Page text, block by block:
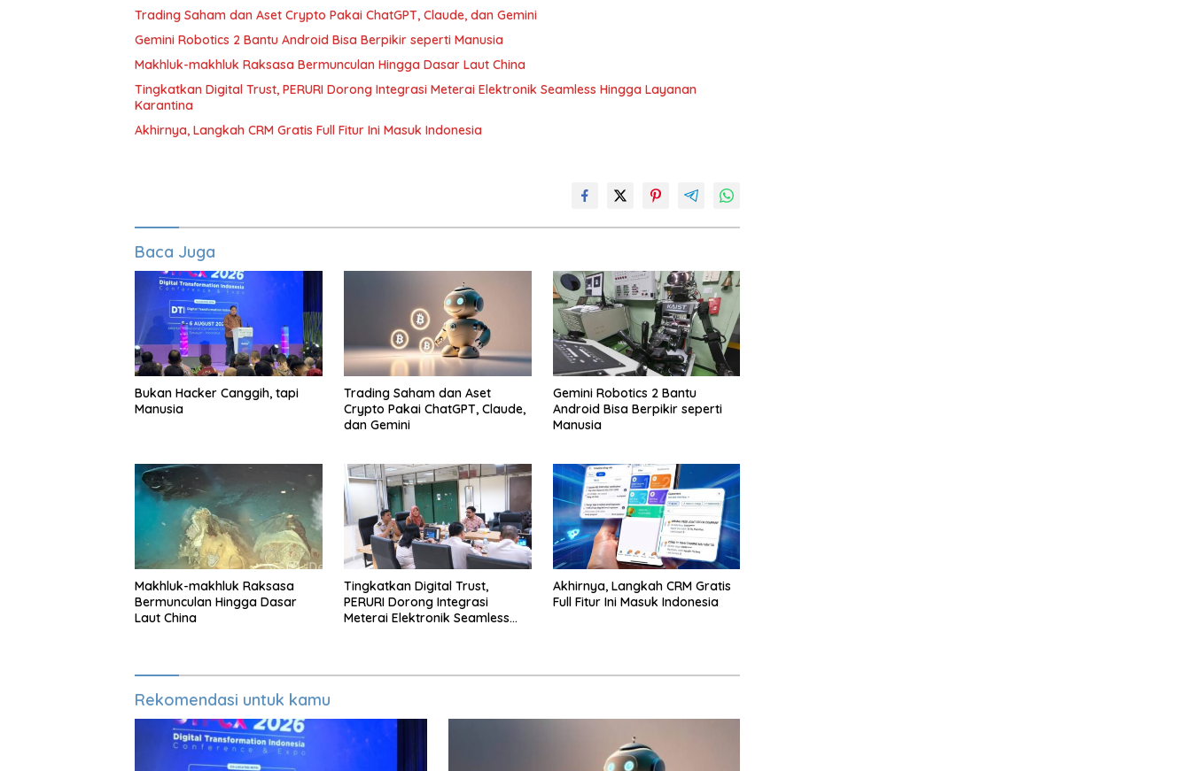
Trading Saham dan Aset Crypto Pakai ChatGPT, Claude, dan Gemini
Gemini Robotics 2 Bantu Android Bisa Berpikir seperti Manusia
Makhluk-makhluk Raksasa Bermunculan Hingga Dasar Laut China
Tingkatkan Digital Trust, PERURI Dorong Integrasi Meterai Elektronik Seamless Hingga Layanan
Karantina
Akhirnya, Langkah CRM Gratis Full Fitur Ini Masuk Indonesia
Baca Juga
Bukan Hacker Canggih, tapi
Manusia
Trading Saham dan Aset
Crypto Pakai ChatGPT, Claude,
dan Gemini
Gemini Robotics 2 Bantu
Android Bisa Berpikir seperti
Manusia
Makhluk-makhluk Raksasa
Bermunculan Hingga Dasar
Laut China
Tingkatkan Digital Trust,
PERURI Dorong Integrasi
Meterai Elektronik Seamless
Akhirnya, Langkah CRM Gratis
Full Fitur Ini Masuk Indonesia
Rekomendasi untuk kamu